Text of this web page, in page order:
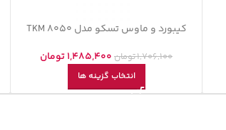
کیبورد و ماوس تسکو مدل TKM 8050
1,706,100تومان 1,485,400تومان
انتخاب گزینه ها